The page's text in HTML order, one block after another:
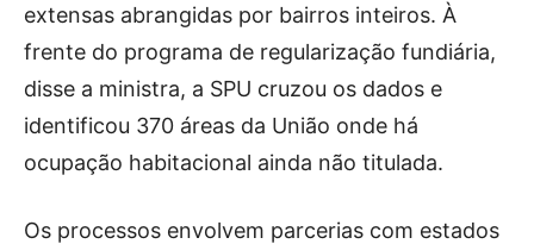
extensas abrangidas por bairros inteiros. À
frente do programa de regularização fundiária,
disse a ministra, a SPU cruzou os dados e
identificou 370 áreas da União onde há
ocupação habitacional ainda não titulada.
Os processos envolvem parcerias com estados